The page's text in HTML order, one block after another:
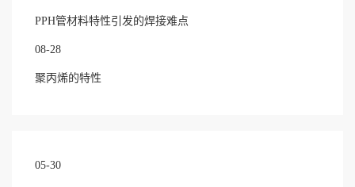
PPH管材料特性引发的焊接难点
08-28
聚丙烯的特性
05-30